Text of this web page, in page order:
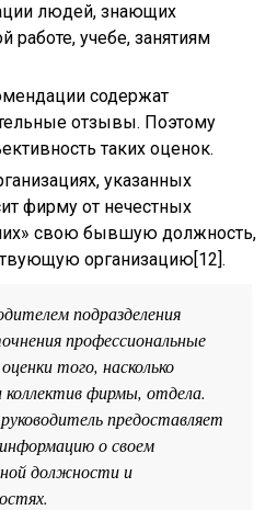
людей, знающих
работе, учебе, занятиям
содержат
отзывы. Поэтому
таких оценок.
указанных
фирму от нечестных
свою бывшую должность,
организацию[12].
подразделения
профессиональные
того, насколько
фирмы, отдела.
предоставляет
о своем
должности и